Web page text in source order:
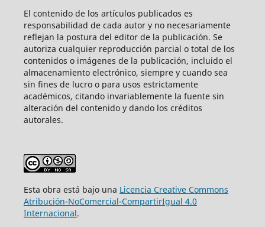
El contenido de los artículos publicados es
responsabilidad de cada autor y no necesariamente
reflejan la postura del editor de la publicación. Se
autoriza cualquier reproducción parcial o total de los
contenidos o imágenes de la publicación, incluido el
almacenamiento electrónico, siempre y cuando sea
sin fines de lucro o para usos estrictamente
académicos, citando invariablemente la fuente sin
alteración del contenido y dando los créditos
autorales.
Esta obra está bajo una Licencia Creative Commons
Atribución-NoComercial-CompartirIgual 4.0
Internacional.